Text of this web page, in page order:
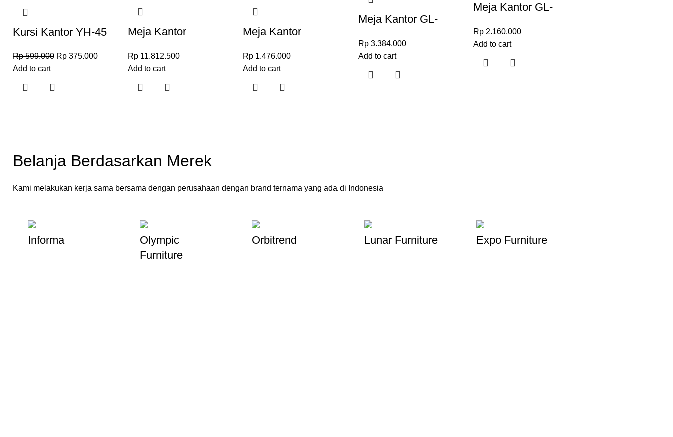
Kursi Kantor YH-45
Rp599.000 Rp 375.000
Add to cart
Meja Kantor
Rp 11.812.500
Add to cart
Meja Kantor
12
Rp 1.476.000
Add to cart
Meja Kantor GL-
Rp 3.384.000
Add to cart
Meja Kantor GL-
Rp 2.160.000
Add to cart
Belanja Berdasarkan Merek
Kami melakukan kerja sama bersama dengan perusahaan dengan brand ternama yang ada di Indonesia
Informa
Olympic
Furniture
Orbitrend Lunar Furniture Expo Furniture